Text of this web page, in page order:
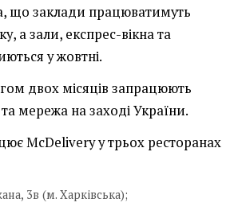
що заклади працюватимуть
а зали, експрес-вікна та
у жовтні.
двох місяців запрацюють
мережа на заході України.
McDelivery у трьох ресторанах
3в (м. Харківська);